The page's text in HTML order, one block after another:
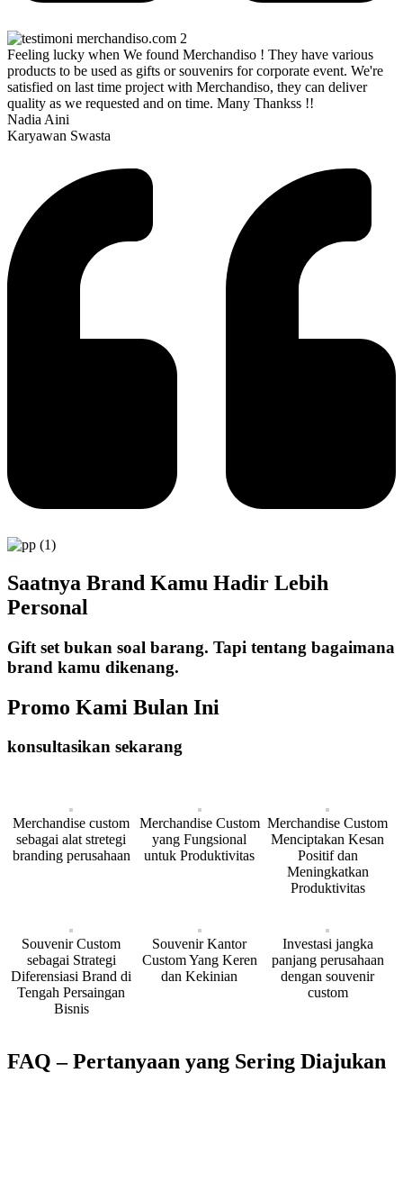
Feeling lucky when We found Merchandiso ! They have various
products to be used as gifts or souvenirs for corporate event. We're
satisfied on last time project with Merchandiso, they can deliver
quality as we requested and on time. Many Thankss !!
Nadia Aini
Karyawan Swasta
Saatnya Brand Kamu Hadir Lebih
Personal
Gift set bukan soal barang. Tapi tentang bagaimana
brand kamu dikenang.
Promo Kami Bulan Ini
konsultasikan sekarang
Merchandise custom
sebagai alat stretegi
branding perusahaan
Merchandise Custom
yang Fungsional
untuk Produktivitas
Merchandise Custom
Menciptakan Kesan
Positif dan
Meningkatkan
Produktivitas
Souvenir Custom
sebagai Strategi
Diferensiasi Brand di
Tengah Persaingan
Bisnis
Souvenir Kantor
Custom Yang Keren
dan Kekinian
Investasi jangka
panjang perusahaan
dengan souvenir
custom
FAQ – Pertanyaan yang Sering Diajukan